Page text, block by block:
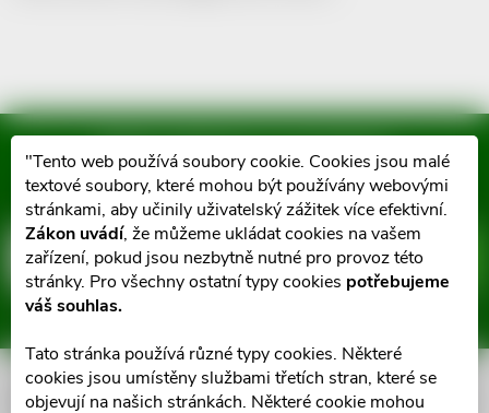
"Tento web používá soubory cookie. Cookies jsou malé
textové soubory, které mohou být používány webovými
stránkami, aby učinily uživatelský zážitek více efektivní.
Zákon uvádí, že můžeme ukládat cookies na vašem
zařízení, pokud jsou nezbytně nutné pro provoz této
stránky. Pro všechny ostatní typy cookies potřebujeme
váš souhlas.
Tato stránka používá různé typy cookies. Některé
cookies jsou umístěny službami třetích stran, které se
objevují na našich stránkách. Některé cookie mohou
Z
p
a
Mějte přehled o novinkách
a slevách
E-mail
Vložením e-mailu souhlasíte s
ODEBÍRAT
Informace pro vás